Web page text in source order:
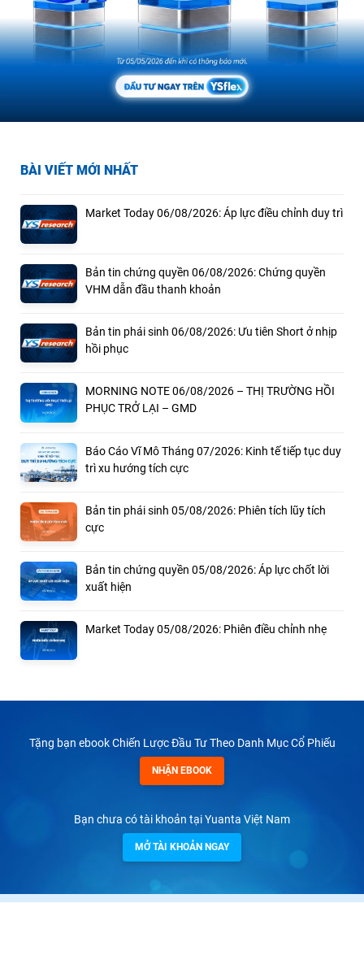
BÀI VIẾT MỚI NHẤT
Market Today 06/08/2026: Áp lực điều chỉnh duy trì
Bản tin chứng quyền 06/08/2026: Chứng quyền
VHM dẫn đầu thanh khoản
Bản tin phái sinh 06/08/2026: Ưu tiên Short ở nhịp
hồi phục
MORNING NOTE 06/08/2026 – THỊ TRƯỜNG HỒI
PHỤC TRỞ LẠI – GMD
Báo Cáo Vĩ Mô Tháng 07/2026: Kinh tế tiếp tục duy
trì xu hướng tích cực
Bản tin phái sinh 05/08/2026: Phiên tích lũy tích
cực
Bản tin chứng quyền 05/08/2026: Áp lực chốt lời
xuất hiện
Market Today 05/08/2026: Phiên điều chỉnh nhẹ
Tặng bạn ebook Chiến Lược Đầu Tư Theo Danh Mục Cổ Phiếu
NHẬN EBOOK
Bạn chưa có tài khoản tại Yuanta Việt Nam
MỞ TÀI KHOẢN NGAY